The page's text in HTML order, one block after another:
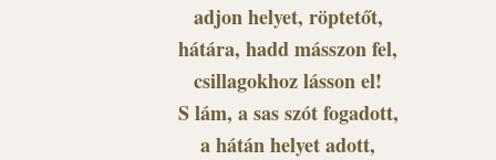
adjon helyet, röptetőt,
hátára, hadd másszon fel,
csillagokhoz lásson el!
S lám, a sas szót fogadott,
a hátán helyet adott,